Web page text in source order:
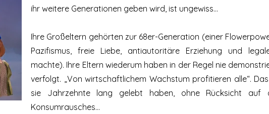
ihr weitere Generationen geben wird, ist ungewiss...
Ihre Großeltern gehörten zur 68er-Generation (einer
Pazifismus, freie Liebe, antiautoritäre Erziehung und
machte). Ihre Eltern wiederum haben in der Regel nie
verfolgt. „Von wirtschaftlichem Wachstum profitieren alle“.
sie Jahrzehnte lang gelebt haben, ohne Rücksicht auf
Konsumrausches…